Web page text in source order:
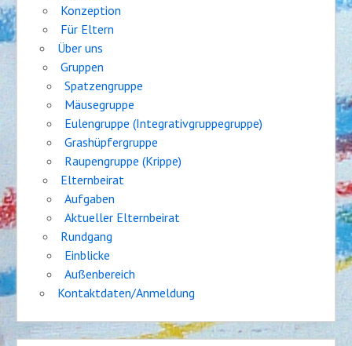
Konzeption
Für Eltern
Über uns
Gruppen
Spatzengruppe
Mäusegruppe
Eulengruppe (Integrativgruppegruppe)
Grashüpfergruppe
Raupengruppe (Krippe)
Elternbeirat
Aufgaben
Aktueller Elternbeirat
Rundgang
Einblicke
Außenbereich
Kontaktdaten/Anmeldung